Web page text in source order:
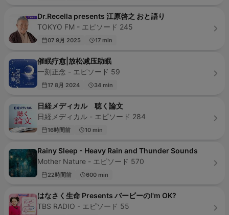
Dr.Recella presents 江原啓之 おと語り
TOKYO FM - エピソード 245
07 9月 2025 17 min
催眠疗愈|放松减压助眠
一刻正念 - エピソード 59
17 8月 2024 34 min
日経メディカル 聴く論文
日経メディカル - エピソード 284
16時間前 10 min
Rainy Sleep - Heavy Rain and Thunder Sounds
Mother Nature - エピソード 570
22時間前 600 min
はなさく生命 Presents バービーのI'm OK?
TBS RADIO - エピソード 55